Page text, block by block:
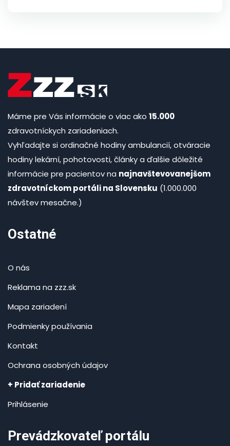
Máme pre Vás informácie o viac ako 15.000
zdravotníckych zariadeniach.
Vyhľadajte si ordinačné hodiny ambulancií, otváracie
hodiny lekární, pohotovosti, články a ďalšie dôležité
informácie pre pacientov na najnavštevovanejšom
zdravotníckom portáli na Slovensku (1.000.000
návštev mesačne.)
Ostatné
O nás
Reklama na zzz.sk
Mapa zariadení
Podmienky používania
Kontakt
Ochrana osobných údajov
+ Pridať zariadenie
Prihlásenie
Prevádzkovateľ portálu